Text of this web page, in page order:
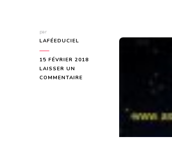
par
LAFÉEDUCIEL
15 FÉVRIER 2018
LAISSER UN
COMMENTAIRE